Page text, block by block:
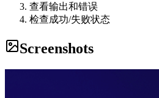
查看输出和错误
检查成功/失败状态
Screenshots